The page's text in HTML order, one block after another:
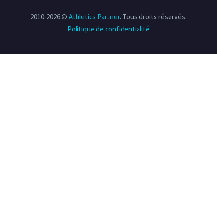
2010-2026 © Athletics Partner. Tous droits réservés.
Politique de confidentialité